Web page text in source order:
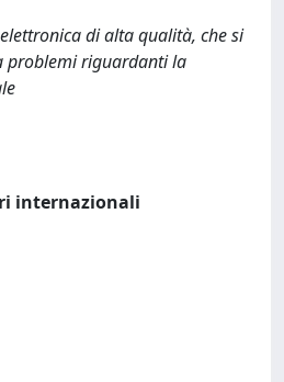
di alta qualità, che si
problemi riguardanti la
internazionali